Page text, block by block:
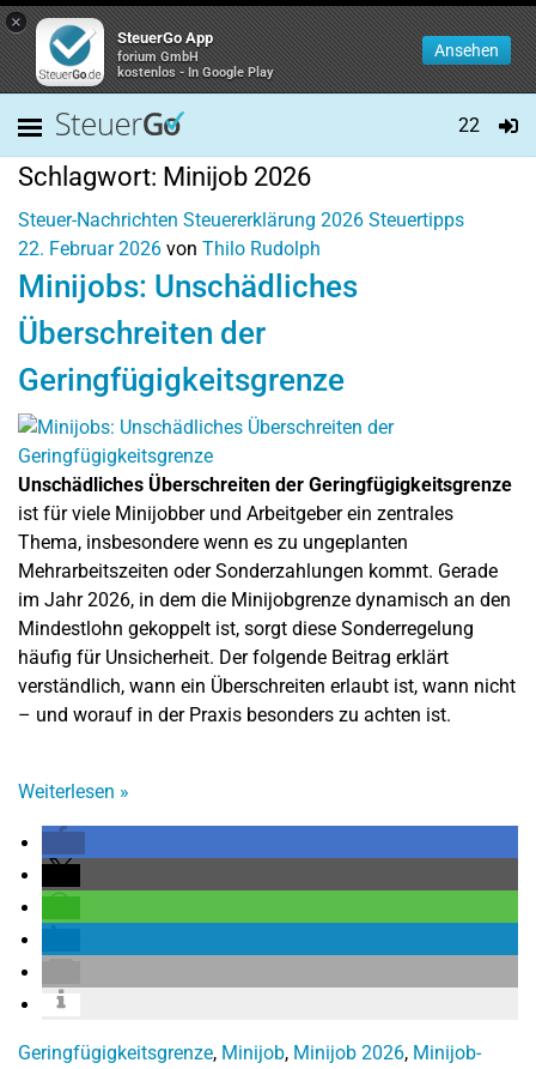
×
SteuerGo App
forium GmbH
kostenlos - In Google Play
Ansehen
22
Schlagwort: Minijob 2026
Steuer-Nachrichten Steuererklärung 2026 Steuertipps
22. Februar 2026 von Thilo Rudolph
Minijobs: Unschädliches
Überschreiten der
Geringfügigkeitsgrenze
Unschädliches Überschreiten der Geringfügigkeitsgrenze
ist für viele Minijobber und Arbeitgeber ein zentrales
Thema, insbesondere wenn es zu ungeplanten
Mehrarbeitszeiten oder Sonderzahlungen kommt. Gerade
im Jahr 2026, in dem die Minijobgrenze dynamisch an den
Mindestlohn gekoppelt ist, sorgt diese Sonderregelung
häufig für Unsicherheit. Der folgende Beitrag erklärt
verständlich, wann ein Überschreiten erlaubt ist, wann nicht
– und worauf in der Praxis besonders zu achten ist.
Weiterlesen »
Geringfügigkeitsgrenze, Minijob, Minijob 2026, Minijob-